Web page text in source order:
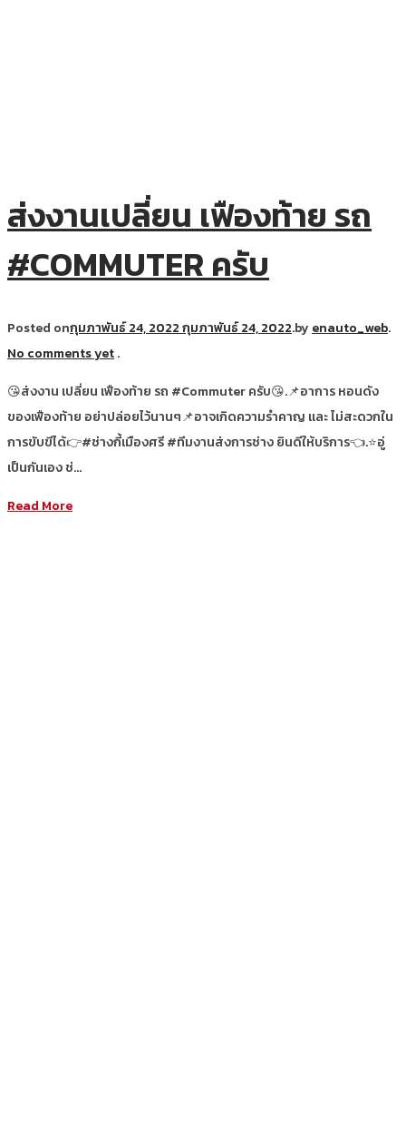
ส่งงานเปลี่ยน เฟืองท้าย รถ
#COMMUTER ครับ
Posted onกุมภาพันธ์ 24, 2022กุมภาพันธ์ 24, 2022.byenauto_web.
No comments yet.
😘ส่งงาน เปลี่ยน เฟืองท้าย รถ #Commuter ครับ😘.📌อาการ หอนดัง
ของเฟืองท้าย อย่าปล่อยไว้นานๆ📌อาจเกิดความรำคาญ และ ไม่สะดวกใน
การขับขีได้👉#ช่างกี้เมืองศรี #ทีมงานส่งการช่าง ยินดีให้บริการ👈.⭐อู่
เป็นกันเอง ช่…
Read More